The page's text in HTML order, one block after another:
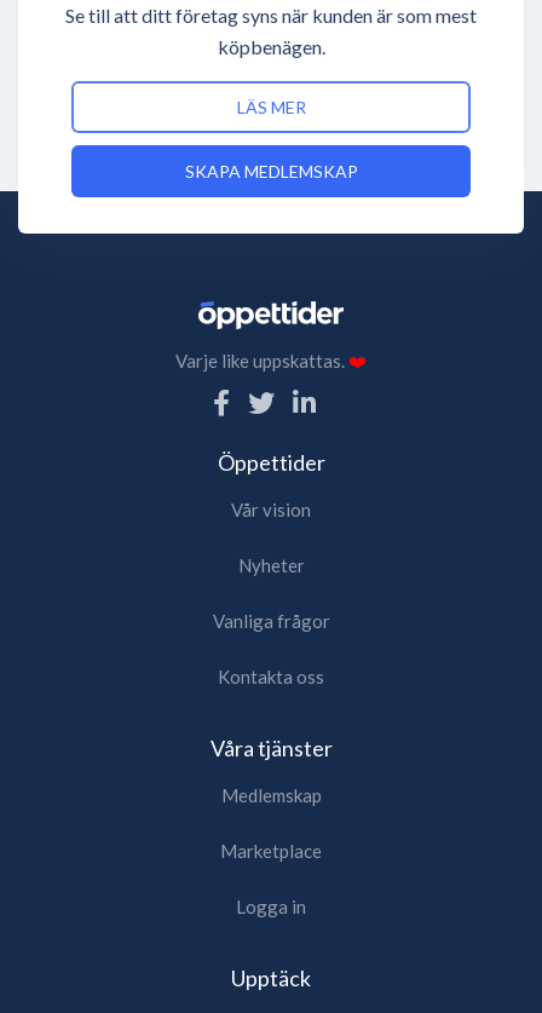
Se till att ditt företag syns när kunden är som mest
köpbenägen.
LÄS MER
SKAPA MEDLEMSKAP
Varje like uppskattas.❤️
Öppettider
Vår vision
Nyheter
Vanliga frågor
Kontakta oss
Våra tjänster
Medlemskap
Marketplace
Logga in
Upptäck